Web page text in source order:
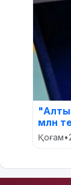
млн
Қоғам•